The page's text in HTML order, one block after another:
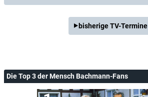
bisherige TV-Termine
Die Top 3 der Mensch Bachmann-Fans